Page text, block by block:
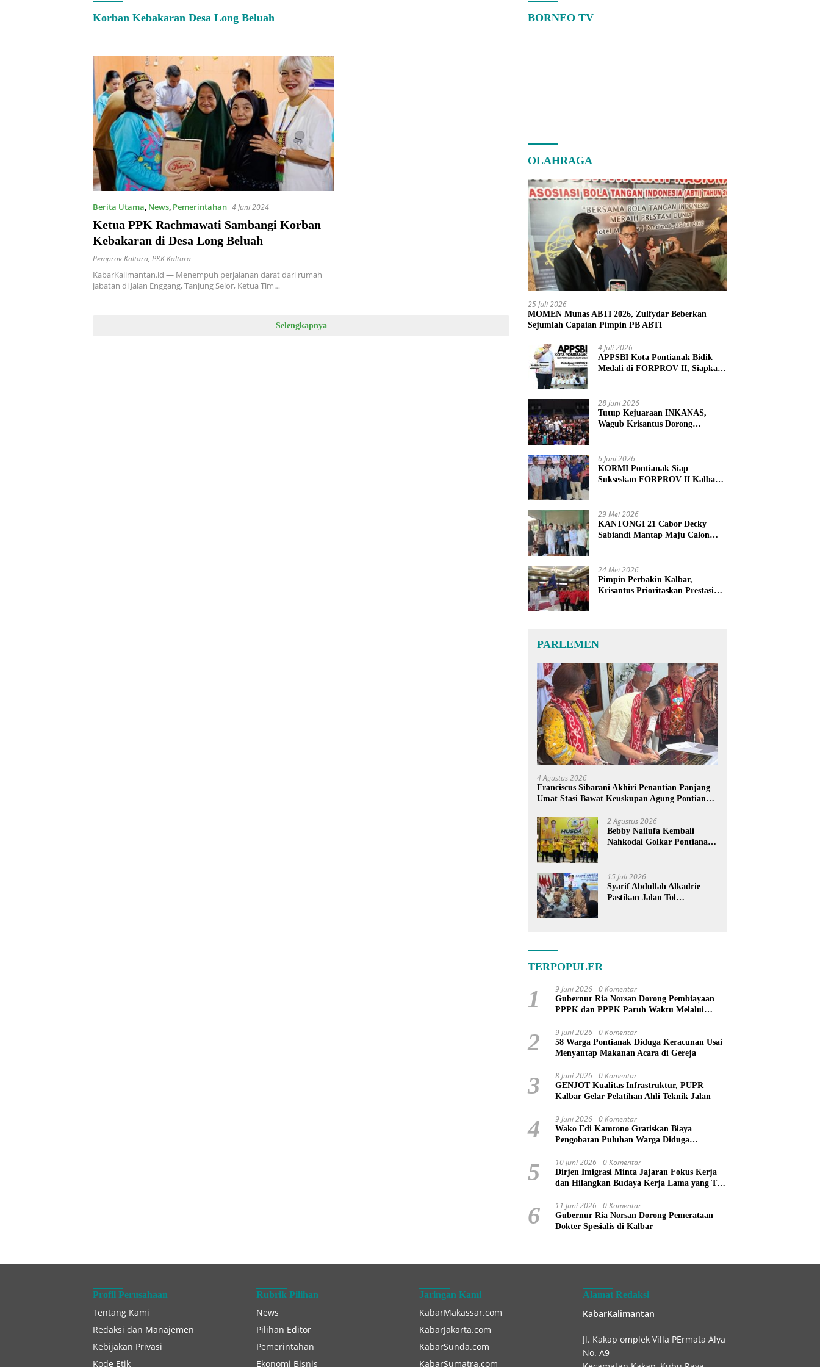
Korban Kebakaran Desa Long Beluah
Berita Utama, News, Pemerintahan 4 Juni 2024
Ketua PPK Rachmawati Sambangi Korban
Kebakaran di Desa Long Beluah
Pemprov Kaltara, PKK Kaltara
KabarKalimantan.id — Menempuh perjalanan darat dari rumah
jabatan di Jalan Enggang, Tanjung Selor, Ketua Tim…
Selengkapnya
BORNEO TV
OLAHRAGA
25 Juli 2026
MOMEN Munas ABTI 2026, Zulfydar Beberkan
Sejumlah Capaian Pimpin PB ABTI
4 Juli 2026
APPSBI Kota Pontianak Bidik
Medali di FORPROV II, Siapkan
28 Juni 2026
Tutup Kejuaraan INKANAS,
Wagub Krisantus Dorong
6 Juni 2026
KORMI Pontianak Siap
Sukseskan FORPROV II Kalbar
29 Mei 2026
KANTONGI 21 Cabor Decky
Sabiandi Mantap Maju Calon
24 Mei 2026
Pimpin Perbakin Kalbar,
Krisantus Prioritaskan Prestasi
PARLEMEN
4 Agustus 2026
Franciscus Sibarani Akhiri Penantian Panjang
Umat Stasi Bawat Keuskupan Agung Pontianak,
2 Agustus 2026
Bebby Nailufa Kembali
Nahkodai Golkar Pontianak,
15 Juli 2026
Syarif Abdullah Alkadrie
Pastikan Jalan Tol
TERPOPULER
1 9 Juni 2026 0 Komentar
Gubernur Ria Norsan Dorong Pembiayaan
PPPK dan PPPK Paruh Waktu Melalui
2 9 Juni 2026 0 Komentar
58 Warga Pontianak Diduga Keracunan Usai
Menyantap Makanan Acara di Gereja
3 8 Juni 2026 0 Komentar
GENJOT Kualitas Infrastruktur, PUPR
Kalbar Gelar Pelatihan Ahli Teknik Jalan
4 9 Juni 2026 0 Komentar
Wako Edi Kamtono Gratiskan Biaya
Pengobatan Puluhan Warga Diduga
5 10 Juni 2026 0 Komentar
Dirjen Imigrasi Minta Jajaran Fokus Kerja
dan Hilangkan Budaya Kerja Lama yang Tak
6 11 Juni 2026 0 Komentar
Gubernur Ria Norsan Dorong Pemerataan
Dokter Spesialis di Kalbar
Profil Perusahaan
Tentang Kami
Redaksi dan Manajemen
Kebijakan Privasi
Kode Etik
Rubrik Pilihan
News
Pilihan Editor
Pemerintahan
Ekonomi Bisnis
Jaringan Kami
KabarMakassar.com
KabarJakarta.com
KabarSunda.com
KabarSumatra.com
Alamat Redaksi
KabarKalimantan
Jl. Kakap omplek Villa PErmata Alya
No. A9